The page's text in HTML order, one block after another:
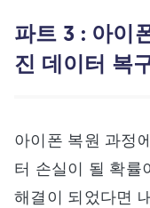
파트 3 : 아이
진 데이터 복
아이폰 복원 과정
터 손실이 될 확률
해결이 되었다면